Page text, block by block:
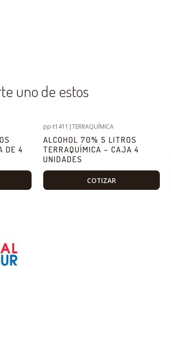
uno de estos
DE 4
pp-t1411 |TERRAQUÍMICA
ALCOHOL 70% 5 LITROS
TERRAQUÍMICA – CAJA 4
UNIDADES
COTIZAR